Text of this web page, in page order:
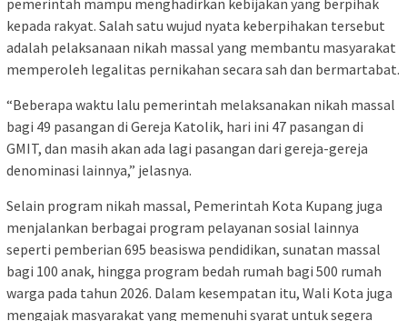
kepada rakyat. Salah satu wujud nyata keberpihakan tersebut
adalah pelaksanaan nikah massal yang membantu masyarakat
memperoleh legalitas pernikahan secara sah dan bermartabat.
“Beberapa waktu lalu pemerintah melaksanakan nikah massal
bagi 49 pasangan di Gereja Katolik, hari ini 47 pasangan di
GMIT, dan masih akan ada lagi pasangan dari gereja-gereja
denominasi lainnya,” jelasnya.
Selain program nikah massal, Pemerintah Kota Kupang juga
menjalankan berbagai program pelayanan sosial lainnya
seperti pemberian 695 beasiswa pendidikan, sunatan massal
bagi 100 anak, hingga program bedah rumah bagi 500 rumah
warga pada tahun 2026. Dalam kesempatan itu, Wali Kota juga
mengajak masyarakat yang memenuhi syarat untuk segera